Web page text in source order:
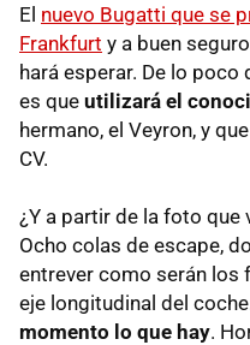
El nuevo Bugatti que se
Frankfurt y a buen
hará esperar. De lo poco
es que utilizará el
hermano, el Veyron, y
CV.
¿Y a partir de la foto que
Ocho colas de escape,
entrever como serán los
eje longitudinal del
momento lo que hay.